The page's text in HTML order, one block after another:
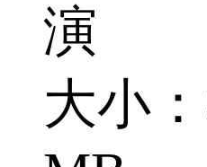
演
大小